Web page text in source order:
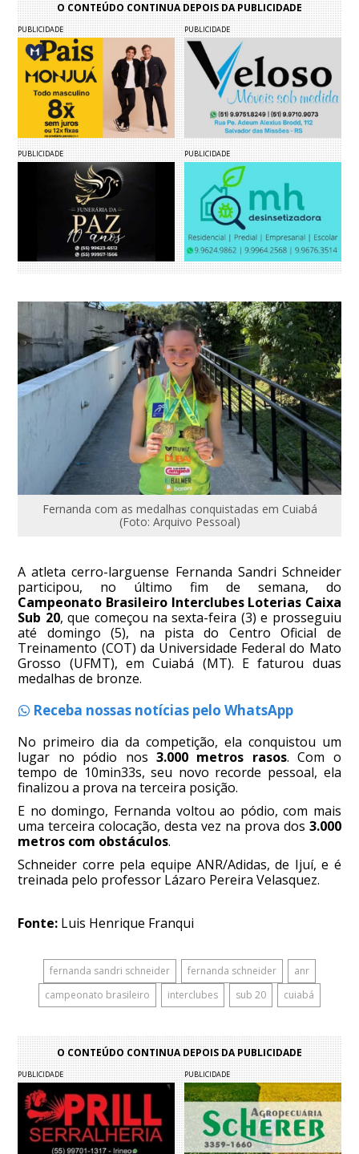
O CONTEÚDO CONTINUA DEPOIS DA PUBLICIDADE
PUBLICIDADE PUBLICIDADE
PUBLICIDADE PUBLICIDADE
Fernanda com as medalhas conquistadas em Cuiabá
(Foto: Arquivo Pessoal)
A atleta cerro-larguense Fernanda Sandri Schneider
participou, no último fim de semana, do
Campeonato Brasileiro Interclubes Loterias Caixa
Sub 20, que começou na sexta-feira (3) e prosseguiu
até domingo (5), na pista do Centro Oficial de
Treinamento (COT) da Universidade Federal do Mato
Grosso (UFMT), em Cuiabá (MT). E faturou duas
medalhas de bronze.
Receba nossas notícias pelo WhatsApp
No primeiro dia da competição, ela conquistou um
lugar no pódio nos 3.000 metros rasos. Com o
tempo de 10min33s, seu novo recorde pessoal, ela
finalizou a prova na terceira posição.
E no domingo, Fernanda voltou ao pódio, com mais
uma terceira colocação, desta vez na prova dos 3.000
metros com obstáculos.
Schneider corre pela equipe ANR/Adidas, de Ijuí, e é
treinada pelo professor Lázaro Pereira Velasquez.
Fonte: Luis Henrique Franqui
fernanda sandri schneider fernanda schneider
anr
campeonato brasileiro
interclubes sub 20 cuiabá
O CONTEÚDO CONTINUA DEPOIS DA PUBLICIDADE
PUBLICIDADE PUBLICIDADE